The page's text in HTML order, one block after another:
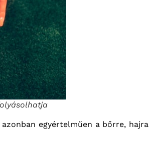
egyértelműen a bőrre, hajra